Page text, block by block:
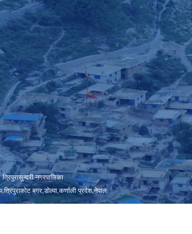
नगरपालिका
बगर,डोल्पा,कर्णाली प्रदेश,नेपाल